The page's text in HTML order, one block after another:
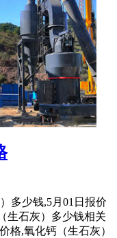
多少钱,5月01日报价
生石灰）多少钱相关
格,氧化钙（生石灰）